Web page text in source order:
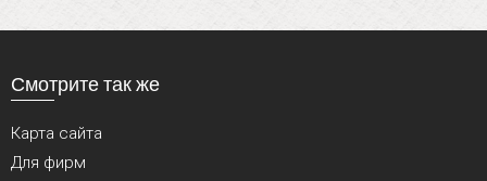
Смотрите так же
Карта сайта
Для фирм